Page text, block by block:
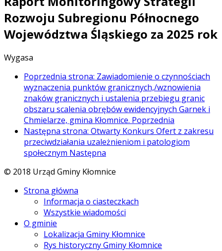
Rozwoju Subregionu Północnego
Województwa Śląskiego za 2025 rok
Wygasa
Poprzednia strona: Zawiadomienie o czynnościach
wyznaczenia punktów granicznych,/wznowienia
znaków granicznych i ustalenia przebiegu granic
obszaru scalenia obrębów ewidencyjnych Garnek i
Chmielarze, gmina Kłomnice. Poprzednia
Następna strona: Otwarty Konkurs Ofert z zakresu
przeciwdziałania uzależnieniom i patologiom
społecznym Następna
© 2018 Urząd Gminy Kłomnice
Strona główna
Informacja o ciasteczkach
Wszystkie wiadomości
O gminie
Lokalizacja Gminy Kłomnice
Rys historyczny Gminy Kłomnice